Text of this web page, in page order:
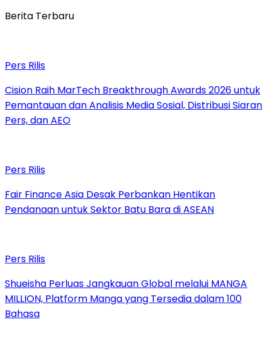
Berita Terbaru
Pers Rilis
Cision Raih MarTech Breakthrough Awards 2026 untuk
Pemantauan dan Analisis Media Sosial, Distribusi Siaran
Pers, dan AEO
Pers Rilis
Fair Finance Asia Desak Perbankan Hentikan
Pendanaan untuk Sektor Batu Bara di ASEAN
Pers Rilis
Shueisha Perluas Jangkauan Global melalui MANGA
MILLION, Platform Manga yang Tersedia dalam 100
Bahasa